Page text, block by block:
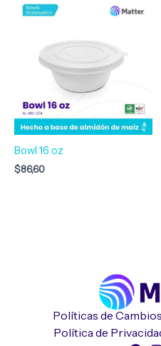
Bowl 16 oz
$86,60
Políticas de
Política de